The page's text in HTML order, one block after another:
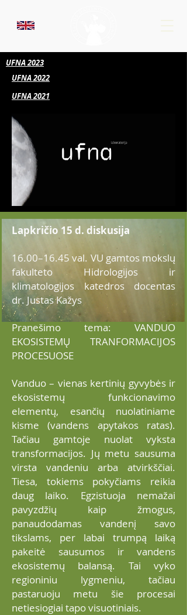
UFNA2023
UFNA2022
UFNA2021
Lapkričio 15 d. diskusija
16.00–16.45 val. VU gamtos mokslų
fakulteto Hidrologijos ir
klimatologijos katedros docentas
dr. Justas Kažys
Pranešimo tema: VANDUO
EKOSISTEMŲ TRANFORMACIJOS
PROCESUOSE
Vanduo – vienas kertinių gyvybės ir
ekosistemų funkcionavimo
elementų, esančių nuolatiniame
kisme (vandens apytakos ratas).
Tačiau gamtoje nuolat vyksta
transformacijos. Jų metu sausuma
virsta vandeniu arba atvirkščiai.
Tiesa, tokiems pokyčiams reikia
daug laiko. Egzistuoja nemažai
pavyzdžių kaip žmogus,
panaudodamas vandenį savo
tikslams, per labai trumpą laiką
pakeitė sausumos ir vandens
ekosistemų balansą. Tai vyko
regioniniu lygmeniu, tačiau
pastaruoju metu šie procesai
netiesiogiai tapo visuotiniais.